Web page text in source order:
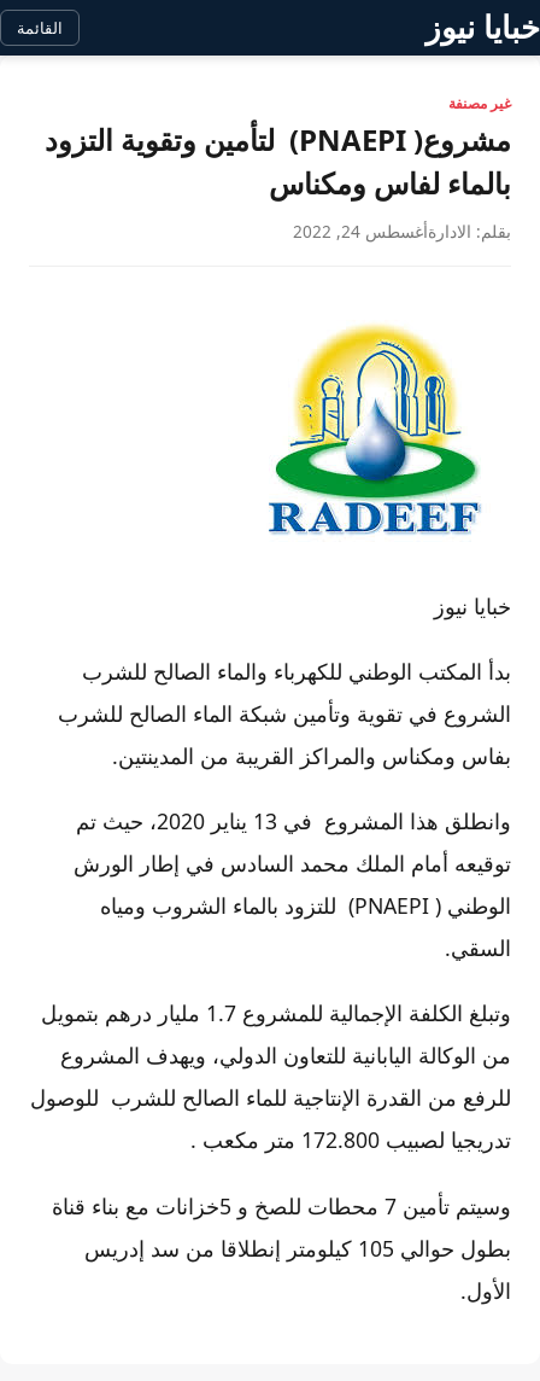
خبايا نيوز القائمة
غير مصنفة
مشروع( PNAEPI) لتأمين وتقوية التزود
بالماء لفاس ومكناس
بقلم: الادارةأغسطس 24, 2022
خبايا نيوز
بدأ المكتب الوطني للكهرباء والماء الصالح للشرب
الشروع في تقوية وتأمين شبكة الماء الصالح للشرب
بفاس ومكناس والمراكز القريبة من المدينتين.
وانطلق هذا المشروع في 13 يناير 2020، حيث تم
توقيعه أمام الملك محمد السادس في إطار الورش
الوطني ( PNAEPI) للتزود بالماء الشروب ومياه
السقي.
وتبلغ الكلفة الإجمالية للمشروع 1.7 مليار درهم بتمويل
من الوكالة اليابانية للتعاون الدولي، ويهدف المشروع
للرفع من القدرة الإنتاجية للماء الصالح للشرب للوصول
تدريجيا لصبيب 172.800 متر مكعب .
وسيتم تأمين 7 محطات للصخ و 5خزانات مع بناء قناة
بطول حوالي 105 كيلومتر إنطلاقا من سد إدريس
الأول.